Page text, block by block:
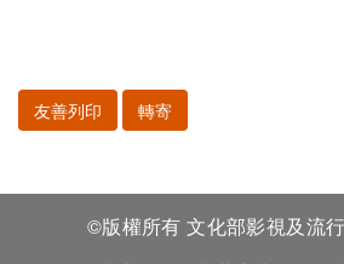
友善列印 轉寄
©版權所有 文化部影視及流